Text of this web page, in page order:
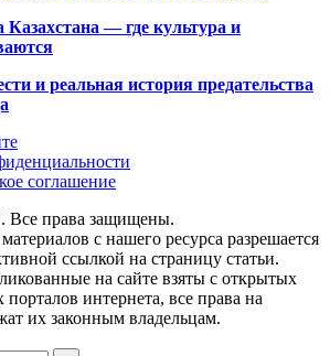
— где культура и
и реальная история предательства
соглашение
Все права защищены.
с нашего ресурса разрешается
ссылкой на страницу статьи.
на сайте взяты с открытых
интернета, все права на
их законным владельцам.